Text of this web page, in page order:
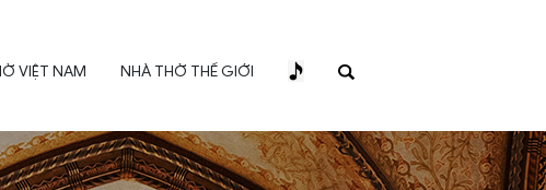
VIỆT NAM NHÀ THỜ THẾ GIỚI